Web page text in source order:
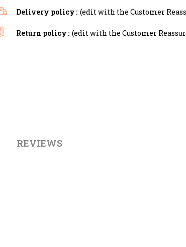
Delivery policy (edit with the Customer
Return policy (edit with the Customer
REVIEWS